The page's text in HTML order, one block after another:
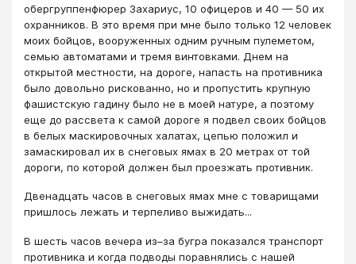
обергруппенфюрер Захариус, 10 офицеров и 40 — 50 их
охранников. В это время при мне было только 12 человек
моих бойцов, вооруженных одним ручным пулеметом,
семью автоматами и тремя винтовками. Днем на
открытой местности, на дороге, напасть на противника
было довольно рискованно, но и пропустить крупную
фашистскую гадину было не в моей натуре, а поэтому
еще до рассвета к самой дороге я подвел своих бойцов
в белых маскировочных халатах, цепью положил и
замаскировал их в снеговых ямах в 20 метрах от той
дороги, по которой должен был проезжать противник.
Двенадцать часов в снеговых ямах мне с товарищами
пришлось лежать и терпеливо выжидать...
В шесть часов вечера из–за бугра показался транспорт
противника и когда подводы поравнялись с нашей